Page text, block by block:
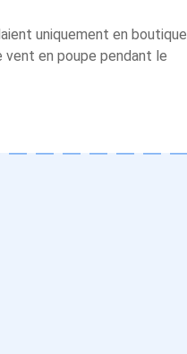
uniquement en boutique
en poupe pendant le